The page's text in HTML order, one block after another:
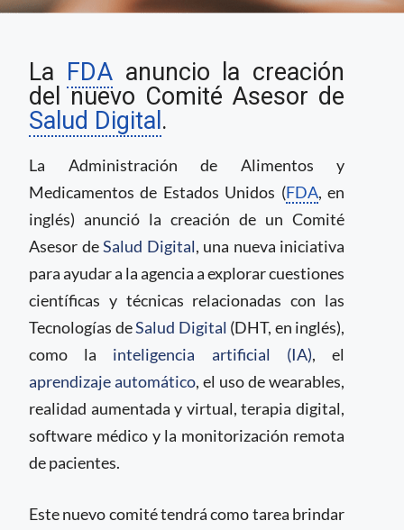
tecnologías de Salud
Digital
La FDAanuncio la creación
del nuevo Comité Asesor de
Salud Digital .
La Administración de Alimentos y
Medicamentos de Estados Unidos (FDA, en
inglés) anunció la creación de un Comité
Asesor deSalud Digital, una nueva iniciativa
para ayudar a la agencia a explorar cuestiones
científicas y técnicas relacionadas con las
Tecnologías deSalud Digital (DHT, en inglés),
como la inteligencia artificial (IA), el
aprendizaje automático, el uso de wearables,
realidad aumentada y virtual, terapia digital,
software médico y la monitorización remota
de pacientes.
Este nuevo comité tendrá como tarea brindar